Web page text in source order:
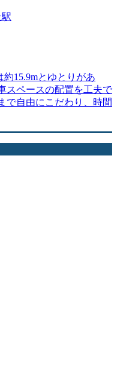
15.9mとゆとりがあ
スペースの配置を工夫で
で自由にこだわり、時間